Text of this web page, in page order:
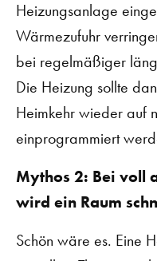
Heizungsanlage
Wärmezufuhr
bei regelmäßiger
Die Heizung sollte
Heimkehr wieder auf
einprogrammiert
Mythos 2: Bei voll
wird ein Raum
Schön wäre es. Eine